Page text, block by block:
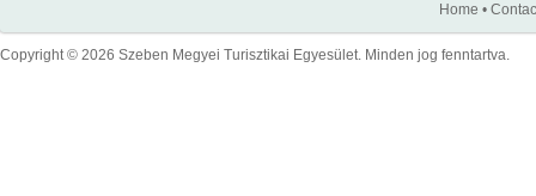
Home •
Copyright © 2026 Szeben Megyei Turisztikai Egyesület. Minden jog fenntartva.